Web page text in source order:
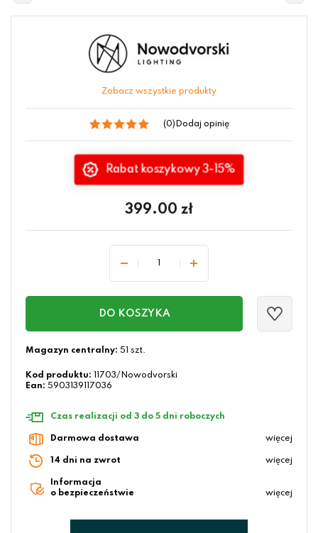
Zobacz wszystkie produkty
(0) Dodaj opinię
Rabat koszykowy 3-15%
399.00 zł
DO KOSZYKA
Magazyn centralny: 51 szt.
Kod produktu:
11703/Nowodvorski
Ean: 5903139117036
Czas realizacji od 3 do 5 dni roboczych
Darmowa dostawa więcej
14 dni na zwrot więcej
Informacja
o bezpieczeństwie
więcej